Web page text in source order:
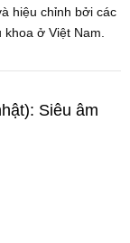
hiệu chỉnh bởi các
ở Việt Nam.
Siêu âm